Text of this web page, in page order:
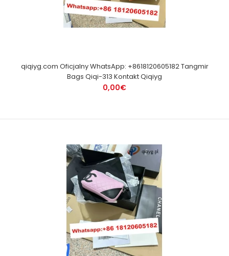
qiqiyg.com Oficjalny WhatsApp: +8618120605182 Tangmir
Bags Qiqi-313 Kontakt Qiqiyg
0,00€